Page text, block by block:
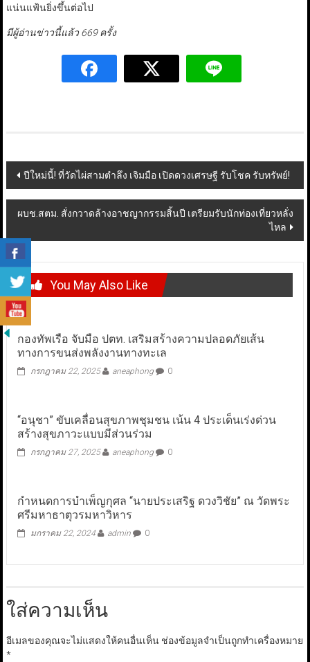
แน่นแฟ้นยิ่งขึ้นต่อไป
มีผู้อ่านข่าวนี้แล้ว 669 ครั้ง
Post
navigation
ปีใหม่นี้! ที่วัดไผ่สามตำลึง เจิมมือ เปิดดวงเศรษฐี รับโชค รับทรัพย์!
ผบช.สตม. สั่งกวาดล้างอาชญากรรมสิ้นปี เตรียมรับนักท่องเที่ยวหลั่ง
ไหล
You May Also Like
กองทัพเรือ จับมือ ปตท. เสริมสร้างความปลอดภัยเส้น
ทางการขนส่งพลังงานทางทะเล
กรกฎาคม 22, 2025 aneaphong 0
“อนุชา” ขับเคลื่อนสุขภาพชุมชน เน้น 4 ประเด็นเร่งด่วน
สร้างสุขภาวะแบบมีส่วนร่วม
กรกฎาคม 27, 2025 aneaphong 0
กำหนดการบำเพ็ญกุศล “นายประเสริฐ ดวงวิชัย” ณ วัดพระ
ศรีมหาธาตุวรมหาวิหาร
มกราคม 22, 2024 admin 0
ใส่ความเห็น
อีเมลของคุณจะไม่แสดงให้คนอื่นเห็น ช่องข้อมูลจำเป็นถูกทำเครื่องหมาย
*